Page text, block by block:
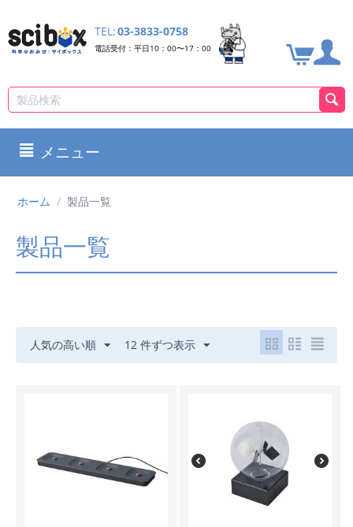
TEL:03-3833-0758
電話受付：平日10：00〜17：00
メニュー
ホーム / 製品一覧
製品一覧
人気の高い順 12 件ずつ表示